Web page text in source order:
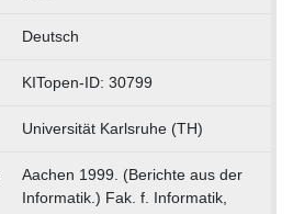
Deutsch
KITopen-ID: 30799
Universität Karlsruhe (TH)
Aachen 1999. (Berichte aus der
Informatik.) Fak. f. Informatik,